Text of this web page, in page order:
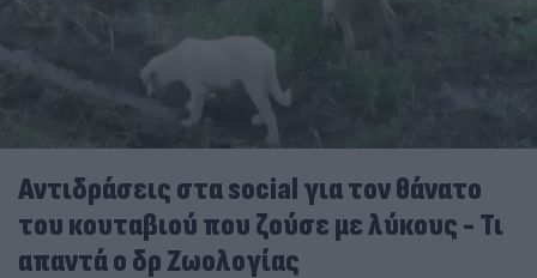
Αντιδράσεις στα social για τον θάνατο
του κουταβιού που ζούσε με λύκους - Τι
απαντά ο δρ Ζωολογίας